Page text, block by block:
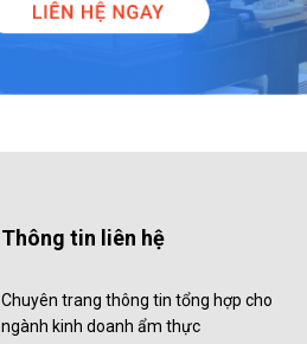
Thông tin liên hệ
Chuyên trang thông tin tổng hợp cho
ngành kinh doanh ẩm thực